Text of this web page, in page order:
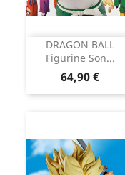
DRAGON BALL
Figurine Son...
Prix
64,90 €